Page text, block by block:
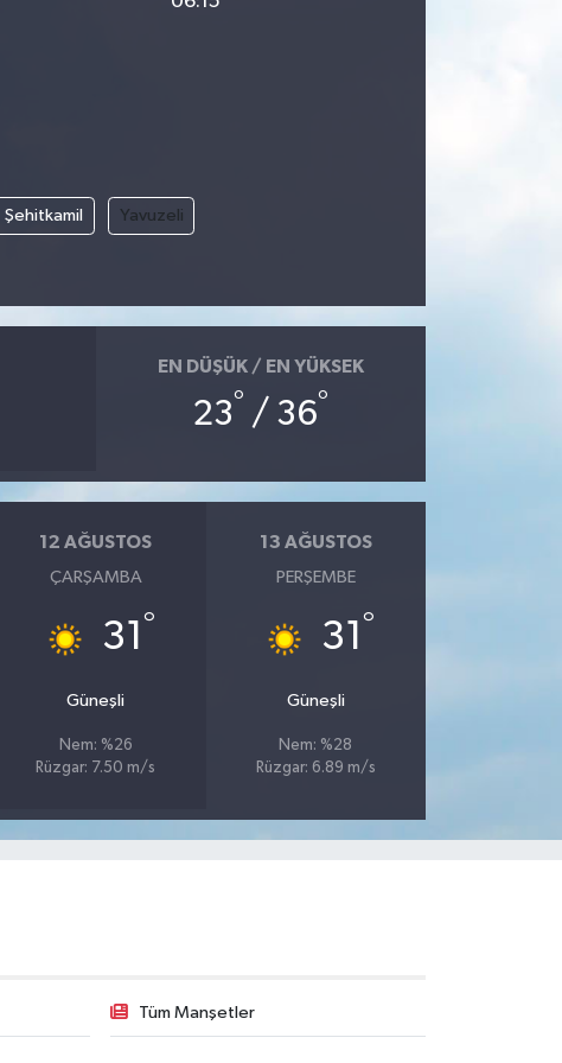
Şehitkamil Yavuzeli
EN DÜŞÜK / EN YÜKSEK
23° / 36°
12 AĞUSTOS
ÇARŞAMBA
31 °
Güneşli
Nem: %26
Rüzgar: 7.50 m/s
13 AĞUSTOS
PERŞEMBE
31 °
Güneşli
Nem: %28
Rüzgar: 6.89 m/s
Tüm Manşetler